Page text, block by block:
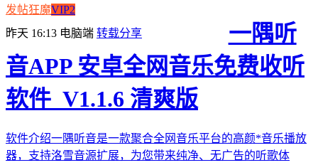
发帖狂魔VIP2
昨天 16:13 电脑端 转载分享
一隅听
音APP 安卓全网音乐免费收听
软件_V1.1.6 清爽版
软件介绍一隅听音是一款聚合全网音乐平台的高颜*音乐播放
器，支持洛雪音源扩展，为您带来纯净、无广告的听歌体